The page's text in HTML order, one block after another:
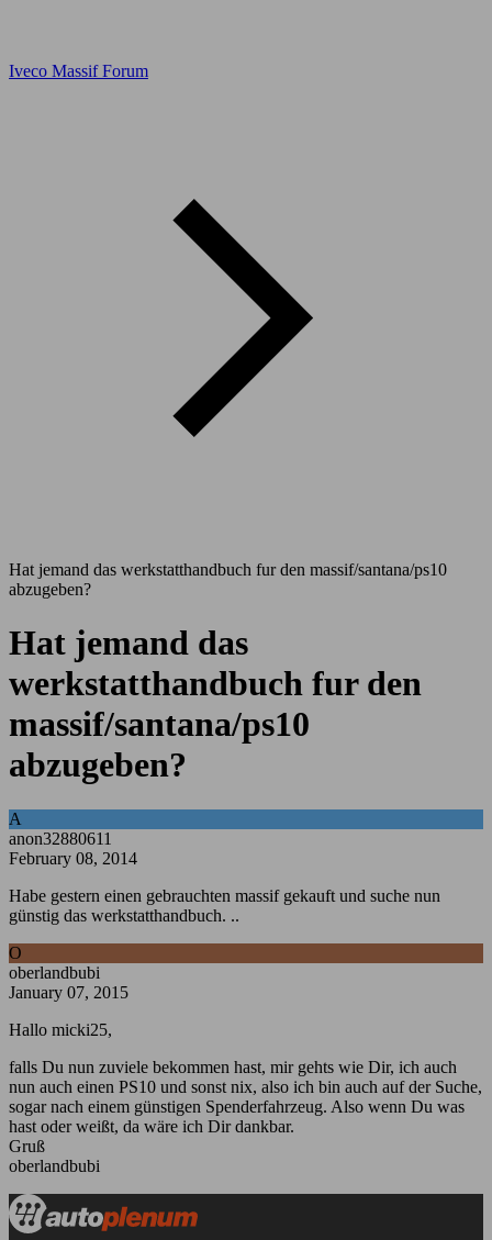
Iveco Massif Forum
Hat jemand das werkstatthandbuch fur den massif/santana/ps10
abzugeben?
Hat jemand das
werkstatthandbuch fur den
massif/santana/ps10
abzugeben?
A
anon32880611
February 08, 2014
Habe gestern einen gebrauchten massif gekauft und suche nun
günstig das werkstatthandbuch. ..
O
oberlandbubi
January 07, 2015
Hallo micki25,
falls Du nun zuviele bekommen hast, mir gehts wie Dir, ich auch
nun auch einen PS10 und sonst nix, also ich bin auch auf der Suche,
sogar nach einem günstigen Spenderfahrzeug. Also wenn Du was
hast oder weißt, da wäre ich Dir dankbar.
Gruß
oberlandbubi